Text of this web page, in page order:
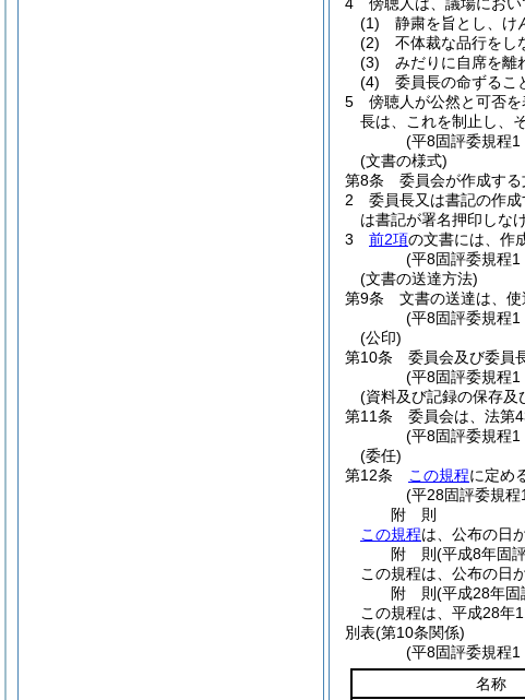
(1)
静粛を旨とし、け
(2)
不体裁な品行をし
(3)
みだりに自席を離
(4)
委員長の命ずるこ
5
傍聴人が公然と可否
長は、これを制止し、
(平8固評委規程
(文書の様式)
第8条
委員会が作成す
2
委員長又は書記の作
は書記が署名押印しな
3
前2項の文書には、作
(平8固評委規程
(文書の送達方法)
第9条
文書の送達は、使
(平8固評委規程
(公印)
第10条
委員会及び委員
(平8固評委規程
(資料及び記録の保存及
第11条
委員会は、法第
(平8固評委規程
(委任)
第12条
この規程に定め
(平28固評委規程
附 則
この規程は、公布の日
附 則(平成8年固
この規程は、公布の日
附 則(平成28年固
この規程は、平成28年
別表(第10条関係)
(平8固評委規程1
名称